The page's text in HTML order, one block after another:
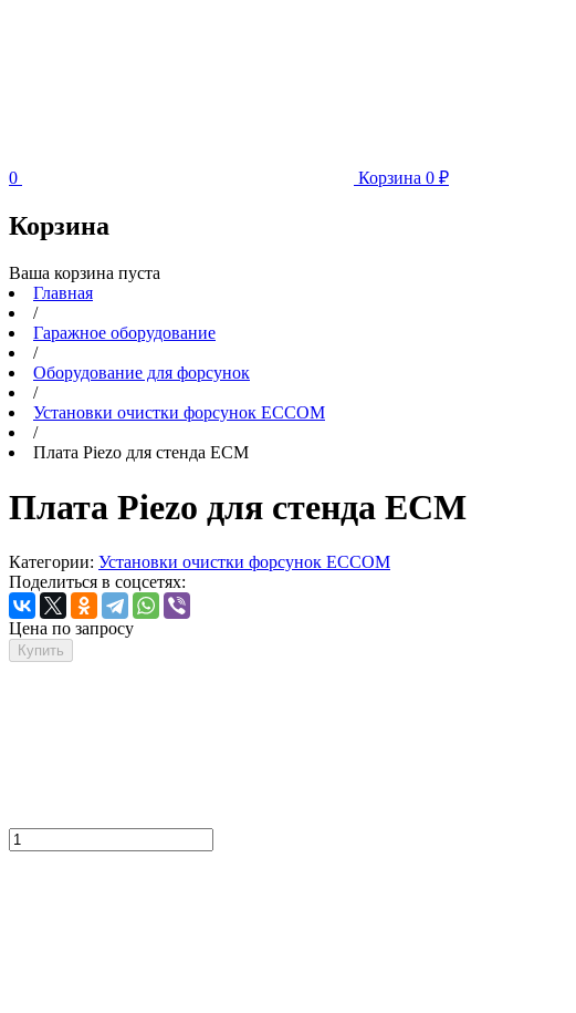
0 Корзина 0 ₽
Корзина
Ваша корзина пуста
Главная
/
Гаражное оборудование
/
Оборудование для форсунок
/
Установки очистки форсунок ECCOM
/
Плата Piezo для стенда ECM
Плата Piezo для стенда ECM
Категории: Установки очистки форсунок ECCOM
Поделиться в соцсетях:
Цена по запросу
Купить